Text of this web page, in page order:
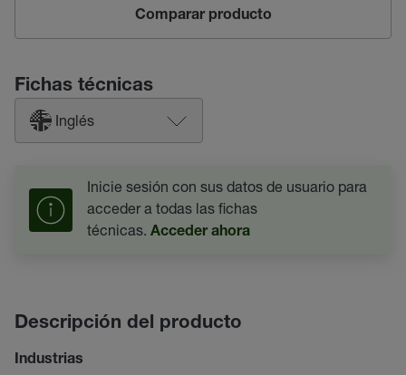
Comparar producto
Fichas técnicas
Inglés
Inicie sesión con sus datos de usuario para
acceder a todas las fichas
técnicas. Acceder ahora
Descripción del producto
Industrias